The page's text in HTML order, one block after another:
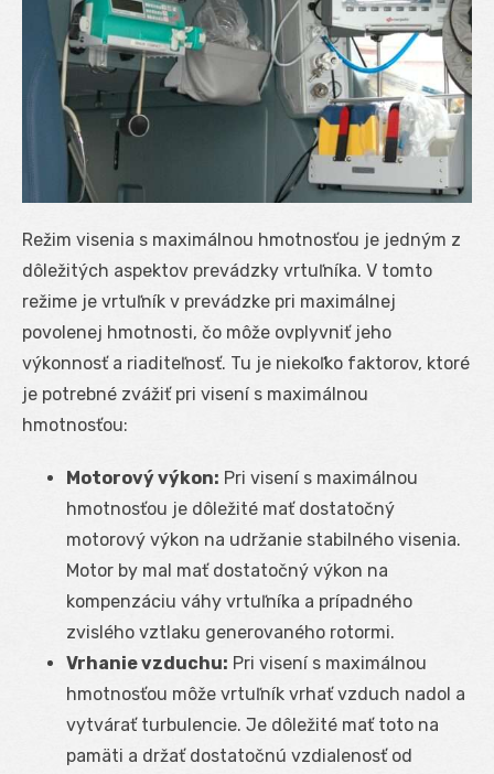
Režim visenia s maximálnou hmotnosťou je jedným z
dôležitých aspektov prevádzky vrtuľníka. V tomto
režime je vrtuľník v prevádzke pri maximálnej
povolenej hmotnosti, čo môže ovplyvniť jeho
výkonnosť a riaditeľnosť. Tu je niekoľko faktorov, ktoré
je potrebné zvážiť pri visení s maximálnou
hmotnosťou:
Motorový výkon: Pri visení s maximálnou
hmotnosťou je dôležité mať dostatočný
motorový výkon na udržanie stabilného visenia.
Motor by mal mať dostatočný výkon na
kompenzáciu váhy vrtuľníka a prípadného
zvislého vztlaku generovaného rotormi.
Vrhanie vzduchu: Pri visení s maximálnou
hmotnosťou môže vrtuľník vrhať vzduch nadol a
vytvárať turbulencie. Je dôležité mať toto na
pamäti a držať dostatočnú vzdialenosť od